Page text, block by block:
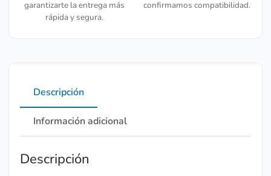
garantizarte la entrega más
rápida y segura.
confirmamos compatibilidad.
Descripción
Información adicional
Descripción